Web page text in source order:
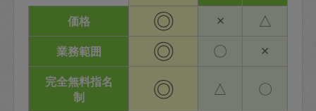
価格
◎ × △
業務範囲 ◎ 〇 ×
完全無料指名
制
◎ △ 〇